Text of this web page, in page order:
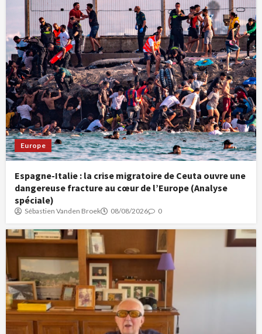
Europe
Espagne-Italie : la crise migratoire de Ceuta ouvre une
dangereuse fracture au cœur de l’Europe (Analyse
spéciale)
Sébastien Vanden Broek 08/08/2026 0